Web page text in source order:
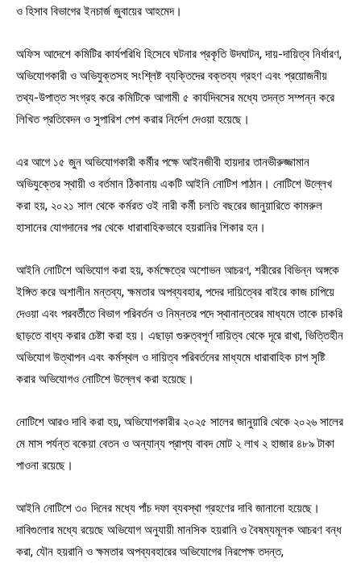
ও হিসাব বিভাগের ইনচার্জ জুবায়ের আহমেদ।
অফিস আদেশে কমিটির কার্যপরিধি হিসেবে ঘটনার প্রকৃতি উদঘাটন, দায়-দায়িত্ব নির্ধারণ,
অভিযোগকারী ও অভিযুক্তসহ সংশ্লিষ্ট ব্যক্তিদের বক্তব্য গ্রহণ এবং প্রয়োজনীয়
তথ্য-উপাত্ত সংগ্রহ করে কমিটিকে আগামী ৫ কার্যদিবসের মধ্যে তদন্ত সম্পন্ন করে
লিখিত প্রতিবেদন ও সুপারিশ পেশ করার নির্দেশ দেওয়া হয়েছে।
এর আগে ১৫ জুন অভিযোগকারী কর্মীর পক্ষে আইনজীবী হায়দার তানভীরুজ্জামান
অভিযুক্তের স্থায়ী ও বর্তমান ঠিকানায় একটি আইনি নোটিশ পাঠান। নোটিশে উল্লেখ
করা হয়, ২০২১ সাল থেকে কর্মরত ওই নারী কর্মী চলতি বছরের জানুয়ারিতে কামরুল
হাসানের যোগদানের পর থেকে ধারাবাহিকভাবে হয়রানির শিকার হন।
আইনি নোটিশে অভিযোগ করা হয়, কর্মক্ষেত্রে অশোভন আচরণ, শরীরের বিভিন্ন অঙ্গকে
ইঙ্গিত করে অশালীন মন্তব্য, ক্ষমতার অপব্যবহার, পদের দায়িত্বের বাইরে কাজ চাপিয়ে
দেওয়া এবং পরবর্তীতে বিভাগ পরিবর্তন ও নিম্নতর পদে স্থানান্তরের মাধ্যমে তাকে চাকরি
ছাড়তে বাধ্য করার চেষ্টা করা হয়। এছাড়া গুরুত্বপূর্ণ দায়িত্ব থেকে দূরে রাখা, ভিত্তিহীন
অভিযোগ উত্থাপন এবং কর্মস্থল ও দায়িত্ব পরিবর্তনের মাধ্যমে ধারাবাহিক চাপ সৃষ্টি
করার অভিযোগও নোটিশে উল্লেখ করা হয়েছে।
নোটিশে আরও দাবি করা হয়, অভিযোগকারীর ২০২৫ সালের জানুয়ারি থেকে ২০২৬ সালের
মে মাস পর্যন্ত বকেয়া বেতন ও অন্যান্য প্রাপ্য বাবদ মোট ২ লাখ ২ হাজার ৪৮৯ টাকা
পাওনা রয়েছে।
আইনি নোটিশে ৩০ দিনের মধ্যে পাঁচ দফা ব্যবস্থা গ্রহণের দাবি জানানো হয়েছে।
দাবিগুলোর মধ্যে রয়েছে অভিযোগ অনুযায়ী মানসিক হয়রানি ও বৈষম্যমূলক আচরণ বন্ধ
করা, যৌন হয়রানি ও ক্ষমতার অপব্যবহারের অভিযোগের নিরপেক্ষ তদন্ত,